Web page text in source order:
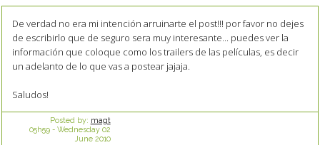
De verdad no era mi intención arruinarte el post!!! por favor no dejes
de escribirlo que de seguro sera muy interesante... puedes ver la
información que coloque como los trailers de las películas, es decir
un adelanto de lo que vas a postear jajaja.
Saludos!
Posted by: magt
05h59- Wednesday 02
June 2010